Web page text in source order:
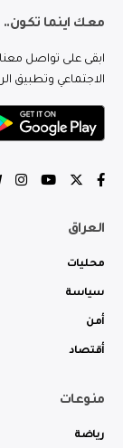
معك اينما تكون..
ابقى على تواصل
الاجتماعي وتطبيق
العراق
محليات
سياسة
أمن
أقتصاد
منوعات
رياضة